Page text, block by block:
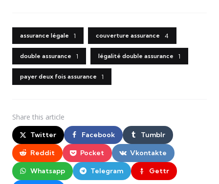
assurance légale 1 couverture assurance 4
double assurance 1 légalité double assurance 1
payer deux fois assurance 1
Share this article
Twitter Facebook Tumblr
Reddit Pocket Vkontakte
Whatsapp Telegram Gettr